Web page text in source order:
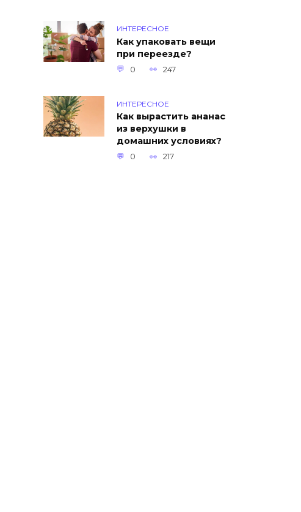
ИНТЕРЕСНОЕ
Как упаковать вещи
при переезде?
0 247
ИНТЕРЕСНОЕ
Как вырастить ананас
из верхушки в
домашних условиях?
0 217